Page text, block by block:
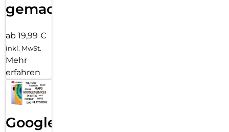
gemacht!
ab 19,99 €
inkl. MwSt.
Mehr
erfahren
Google